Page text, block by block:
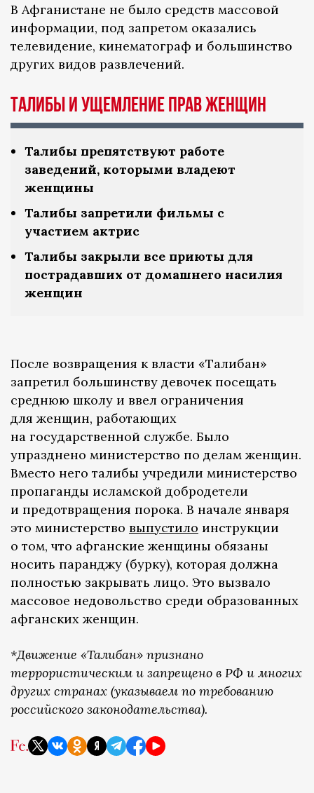
В Афганистане не было средств массовой
информации, под запретом оказались
телевидение, кинематограф и большинство
других видов развлечений.
Талибы и ущемление прав женщин
Талибы препятствуют работе
заведений, которыми владеют
женщины
Талибы запретили фильмы с
участием актрис
Талибы закрыли все приюты для
пострадавших от домашнего насилия
женщин
После возвращения к власти «Талибан»
запретил большинству девочек посещать
среднюю школу и ввел ограничения
для женщин, работающих
на государственной службе. Было
упразднено министерство по делам женщин.
Вместо него талибы учредили министерство
пропаганды исламской добродетели
и предотвращения порока. В начале января
это министерство выпустило инструкции
о том, что афганские женщины обязаны
носить паранджу (бурку), которая должна
полностью закрывать лицо. Это вызвало
массовое недовольство среди образованных
афганских женщин.
*Движение «Талибан» признано
террористическим и запрещено в РФ и многих
других странах (указываем по требованию
российского законодательства).